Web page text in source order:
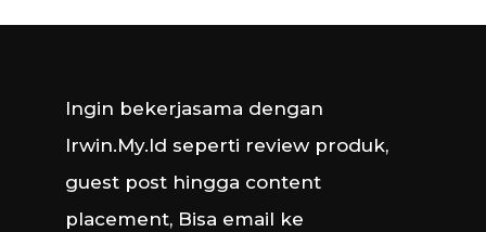
Ingin bekerjasama dengan
Irwin.My.Id seperti review produk,
guest post hingga content
placement, Bisa email ke